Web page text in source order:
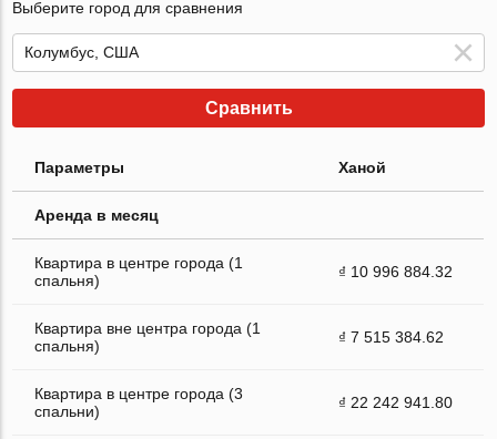
Выберите город для сравнения
Сравнить
Параметры Ханой
Аренда в месяц
Квартира в центре города (1
спальня)
₫ 10 996 884.32
Квартира вне центра города (1
спальня)
₫ 7 515 384.62
Квартира в центре города (3
спальни)
₫ 22 242 941.80